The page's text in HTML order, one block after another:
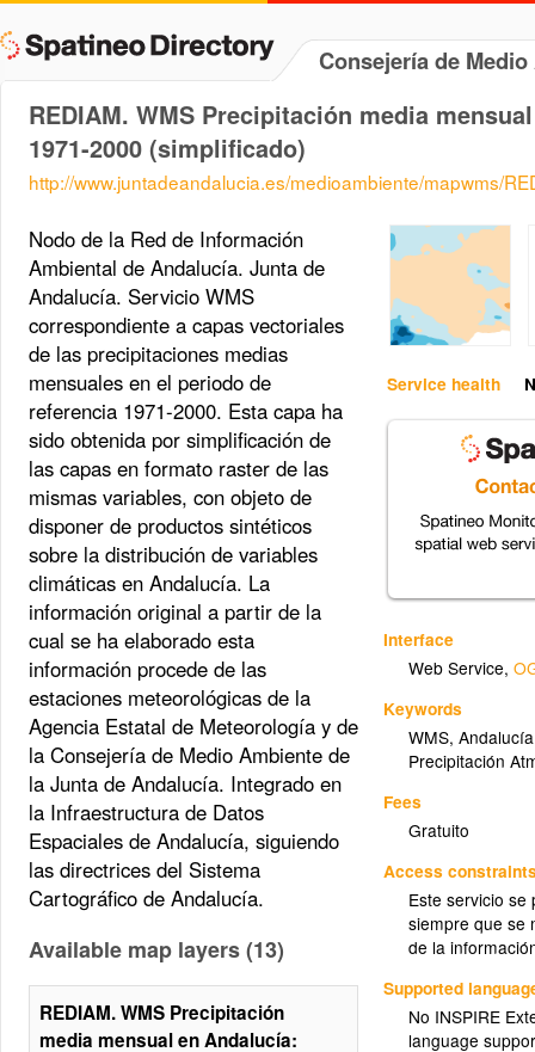
Consejería de
REDIAM. WMS Precipitación media
1971-2000 (simplificado)
http://www.juntadeandalucia.es/medioambiente/mapwms/
Service health
Interface
Web Service,
Keywords
WMS,Andalucía
Precipitación
Fees
Gratuito
Access
Este servicio
siempre que se
de la
Supported
No INSPIRE
language
Nodo de la Red de Información
Ambiental de Andalucía. Junta de
Andalucía. Servicio WMS
correspondiente a capas vectoriales
de las precipitaciones medias
mensuales en el periodo de
referencia 1971-2000. Esta capa ha
sido obtenida por simplificación de
las capas en formato raster de las
mismas variables, con objeto de
disponer de productos sintéticos
sobre la distribución de variables
climáticas en Andalucía. La
información original a partir de la
cual se ha elaborado esta
información procede de las
estaciones meteorológicas de la
Agencia Estatal de Meteorología y de
la Consejería de Medio Ambiente de
la Junta de Andalucía. Integrado en
la Infraestructura de Datos
Espaciales de Andalucía, siguiendo
las directrices del Sistema
Cartográfico de Andalucía.
Available map layers (13)
REDIAM. WMS Precipitación
media mensual en Andalucía: